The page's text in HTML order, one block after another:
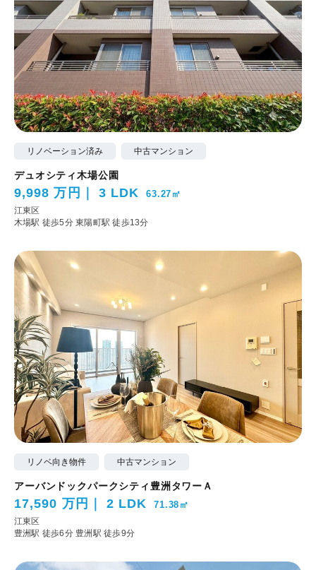
リノベーション済み 中古マンション
デュオシティ木場公園
9,998 万円 3 LDK 63.27㎡
江東区
木場駅 徒歩5分東陽町駅 徒歩13分
リノベ向き物件 中古マンション
アーバンドックパークシティ豊洲タワーＡ
17,590 万円 2 LDK 71.38㎡
江東区
豊洲駅 徒歩6分 豊洲駅 徒歩9分